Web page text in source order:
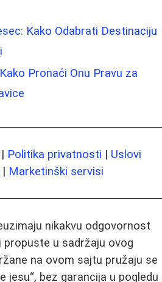
Kako Odabrati Destinaciju
Pronaći Onu Pravu za
| Politika privatnosti | Uslovi
| Marketinški servisi
nikakvu odgovornost
propuste u sadržaju ovog
na ovom sajtu pružaju se
jesu“, bez garancija u pogledu